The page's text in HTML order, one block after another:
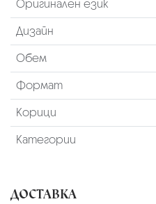
Оригинален език
Дизайн
Обем
Формат
Корици
Категории
ДОСТАВКА